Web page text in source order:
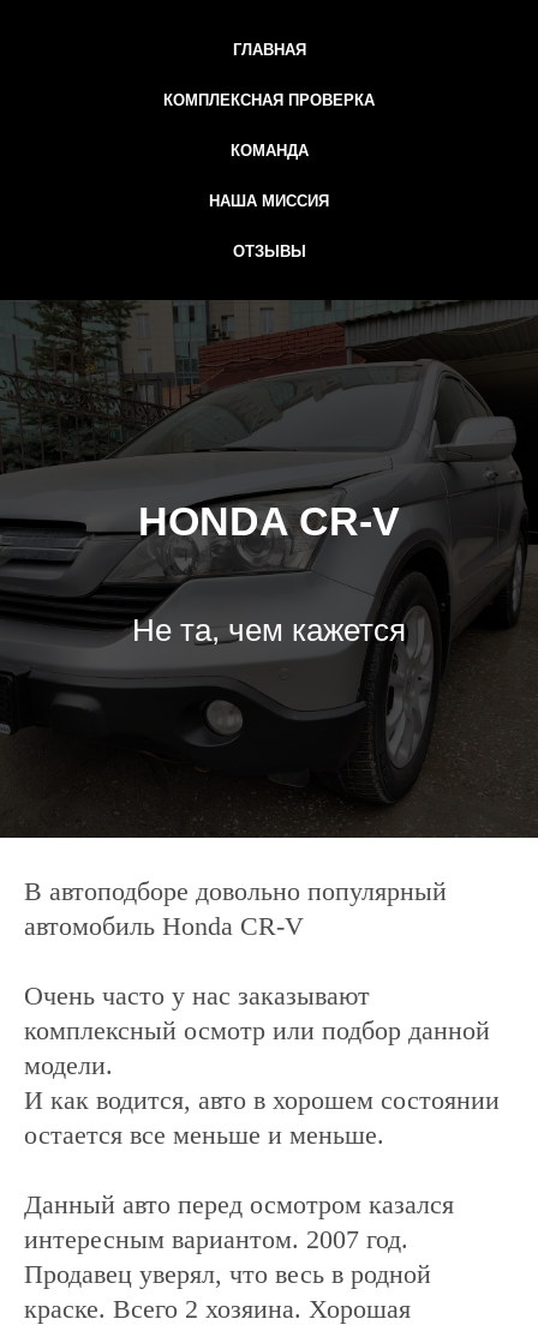
ГЛАВНАЯ
КОМПЛЕКСНАЯ ПРОВЕРКА
КОМАНДА
НАША МИССИЯ
ОТЗЫВЫ
HONDA CR-V
Не та, чем кажется
В автоподборе довольно популярный
автомобиль Honda CR-V
Очень часто у нас заказывают
комплексный осмотр или подбор данной
модели.
И как водится, авто в хорошем состоянии
остается все меньше и меньше.
Данный авто перед осмотром казался
интересным вариантом. 2007 год.
Продавец уверял, что весь в родной
краске. Всего 2 хозяина. Хорошая